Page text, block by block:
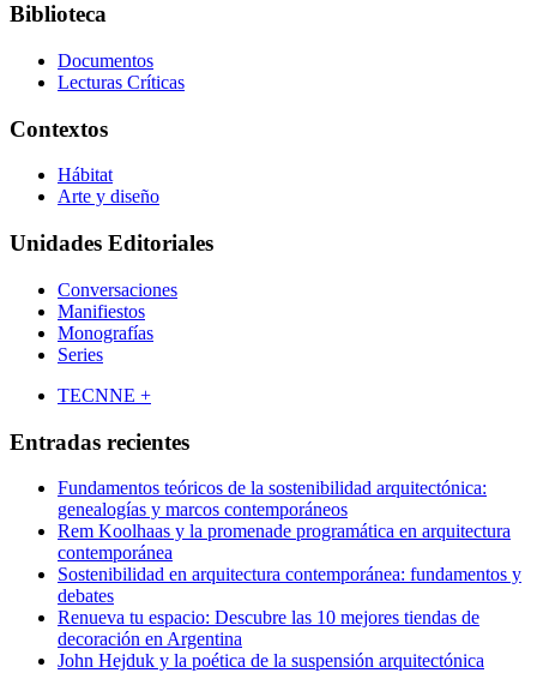
Biblioteca
Documentos
Lecturas Críticas
Contextos
Hábitat
Arte y diseño
Unidades Editoriales
Conversaciones
Manifiestos
Monografías
Series
TECNNE +
Entradas recientes
Fundamentos teóricos de la sostenibilidad arquitectónica:
genealogías y marcos contemporáneos
Rem Koolhaas y la promenade programática en arquitectura
contemporánea
Sostenibilidad en arquitectura contemporánea: fundamentos y
debates
Renueva tu espacio: Descubre las 10 mejores tiendas de
decoración en Argentina
John Hejduk y la poética de la suspensión arquitectónica